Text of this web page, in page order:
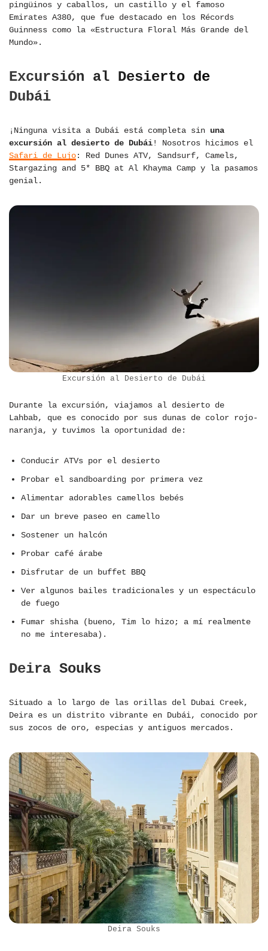
pingüinos y caballos, un castillo y el famoso
Emirates A380, que fue destacado en los Récords
Guinness como la «Estructura Floral Más Grande del
Mundo».
Excursión al Desierto de
Dubái
¡Ninguna visita a Dubái está completa sin una
excursión al desierto de Dubái! Nosotros hicimos el
Safari de Lujo: Red Dunes ATV, Sandsurf, Camels,
Stargazing and 5* BBQ at Al Khayma Camp y la pasamos
genial.
Excursión al Desierto de Dubái
Durante la excursión, viajamos al desierto de
Lahbab, que es conocido por sus dunas de color rojo-
naranja, y tuvimos la oportunidad de:
Conducir ATVs por el desierto
Probar el sandboarding por primera vez
Alimentar adorables camellos bebés
Dar un breve paseo en camello
Sostener un halcón
Probar café árabe
Disfrutar de un buffet BBQ
Ver algunos bailes tradicionales y un espectáculo
de fuego
Fumar shisha (bueno, Tim lo hizo; a mí realmente
no me interesaba).
Deira Souks
Situado a lo largo de las orillas del Dubai Creek,
Deira es un distrito vibrante en Dubái, conocido por
sus zocos de oro, especias y antiguos mercados.
Deira Souks